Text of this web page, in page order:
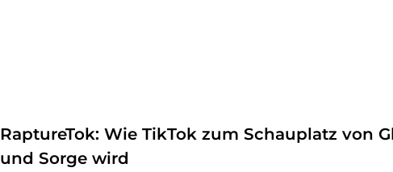
RaptureTok: Wie TikTok zum Schauplatz von
und Sorge wird